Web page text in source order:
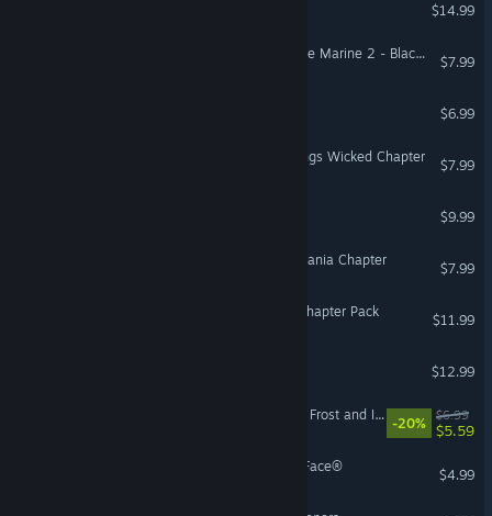
$14.99
Warhammer 40,000: Space Marine 2 - Black Templars Champion Pack
$7.99
$6.99
Dead by Daylight - All Things Wicked Chapter
$7.99
$9.99
Dead by Daylight - Castlevania Chapter
$7.99
Dead by Daylight - Alien Chapter Pack
$11.99
$12.99
Gunfire Reborn - Realm of Frost and Inkwash
-20%
$6.99
$5.59
Dead by Daylight - Ghost Face®
$4.99